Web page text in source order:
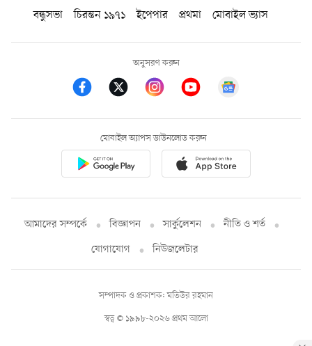
বন্ধুসভা
চিরন্তন ১৯৭১ ইপেপার প্রথমা মোবাইল ভ্যাস
অনুসরণ করুন
মোবাইল অ্যাপস ডাউনলোড করুন
আমাদের সম্পর্কে বিজ্ঞাপন সার্কুলেশন
নীতি ও শর্ত
যোগাযোগ
নিউজলেটার
স্বত্ব © ১৯৯৮-২০২৬ প্রথম আলো
সম্পাদক ও প্রকাশক: মতিউর রহমান